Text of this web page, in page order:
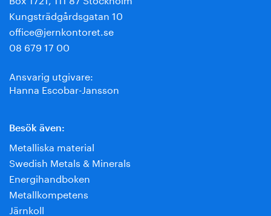
Kungsträdgårdsgatan 10
office@jernkontoret.se
08 679 17 00
Ansvarig utgivare:
Hanna Escobar-Jansson
Besök även:
Metalliska material
Swedish Metals & Minerals
Energihandboken
Metallkompetens
Järnkoll